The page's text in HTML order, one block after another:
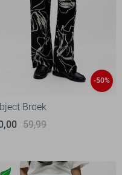
-50%
Broek
59,99